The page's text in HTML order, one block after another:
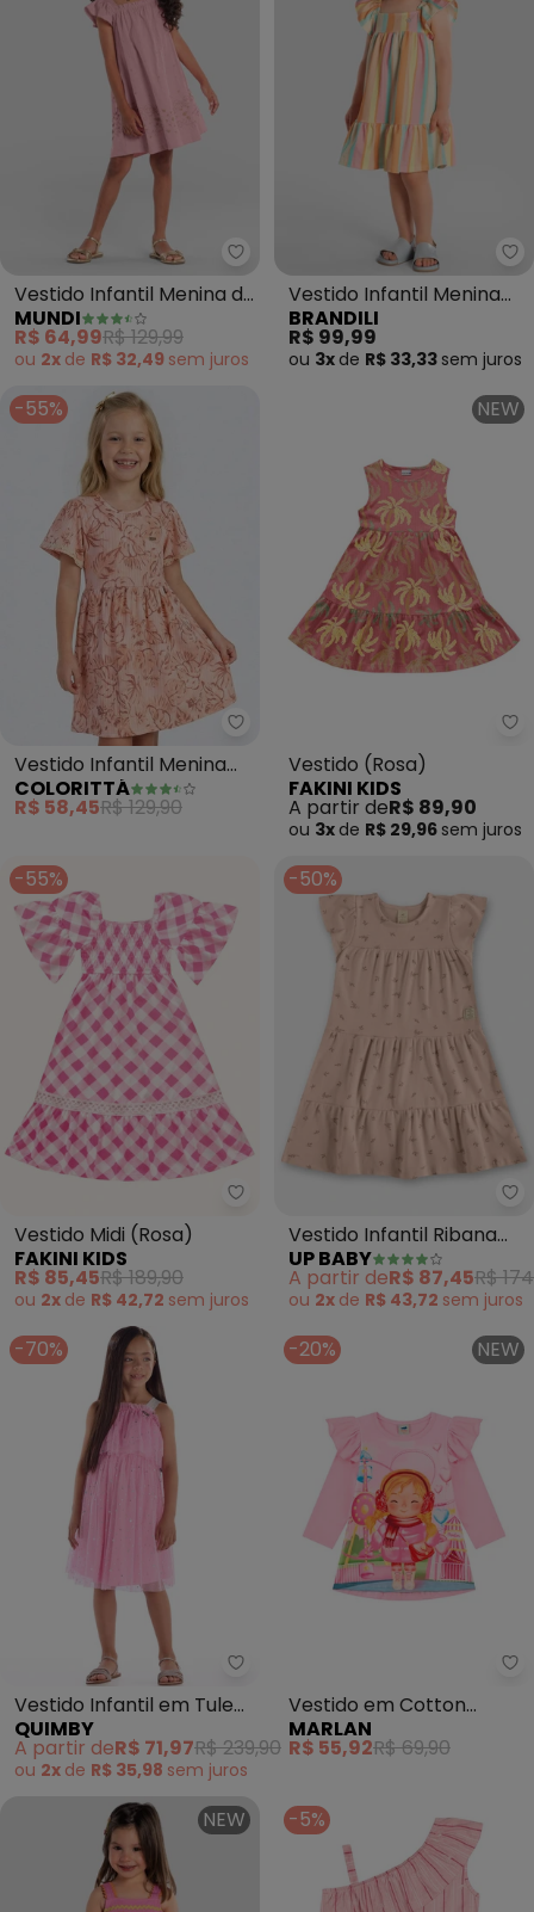
Mundi - Vestido Infantil Menina
Vestido Infantil Menina de
Corações (Rosa)
MUNDI
R$ 64,99R$ 129,99
ou 2x de R$ 32,49 sem juros
Vestido Infantil Menina
em Cotton (Rosa)
BRANDILI
R$ 99,99
ou 3x de R$ 33,33 sem juros
-55%
Colorittá - Vestido Infantil
Vestido Infantil Menina
Folhas Tropical (Rosa)
COLORITTÁ
R$ 58,45R$ 129,90
NEW
Vestido (Rosa)
FAKINI KIDS
A partir deR$ 89,90
ou 3x de R$ 29,96 sem juros
-55%
Fakini Kids - Vestido Midi (Rosa)
Vestido Midi (Rosa)
FAKINI KIDS
R$ 85,45R$ 189,90
ou 2x de R$ 42,72 sem juros
-50%
Vestido Infantil Ribana
Sustentável (Rosa)
UP BABY
A partir deR$ 87,45R$
ou 2x de R$ 43,72 sem juros
-70%
Quimby - Vestido Infantil em
Vestido Infantil em Tule
Forrado (Rosa)
QUIMBY
A partir deR$ 71,97R$ 239,90
ou 2x de R$ 35,98 sem juros
-20% NEW
Vestido em Cotton
Penteado (Rosa)
MARLAN
R$ 55,92R$ 69,90
NEW -5%